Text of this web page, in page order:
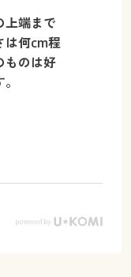
上端まで
は何cm程
ものは好